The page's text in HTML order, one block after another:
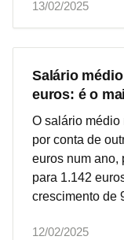
13/02/2025
Salário
euros: é o
O salário
por conta de
euros num ano,
para 1.142
crescimento de
12/02/2025